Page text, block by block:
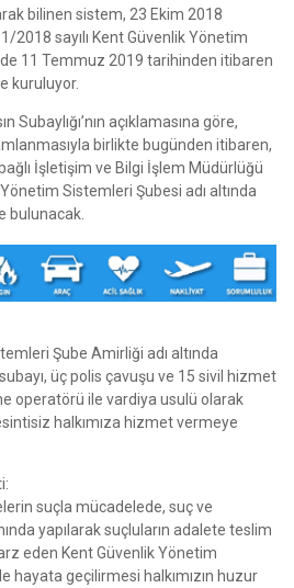
bilinen sistem, 23 Ekim 2018
2018 sayılı Kent Güvenlik Yönetim
11 Temmuz 2019 tarihinden itibaren
kuruluyor.
Subaylığı’nın açıklamasına göre,
birlikte bugünden itibaren,
İşletişim ve Bilgi İşlem Müdürlüğü
Sistemleri Şubesi adı altında
bulunacak.
Şube Amirliği adı altında
üç polis çavuşu ve 15 sivil hizmet
operatörü ile vardiya usulü olarak
halkımıza hizmet vermeye
suçla mücadelede, suç ve
yapılarak suçluların adalete teslim
eden Kent Güvenlik Yönetim
hayata geçilirmesi halkımızın huzur